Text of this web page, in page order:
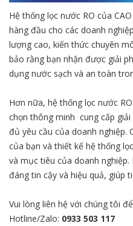
Hệ thống lọc nước RO của
hàng đầu cho các doanh
lượng cao, kiến thức chuyên
bảo rằng bạn nhận được giải
dụng nước sạch và an toàn
Hơn nữa, hệ thống lọc nước
chọn thông minh cung cấp
đủ yêu cầu của doanh nghiệp.
của bạn và thiết kế hệ thống
và mục tiêu của doanh
đáng tin cậy và hiệu quả, giúp
Vui lòng liên hệ với chúng tôi
Hotline/Zalo: 0933 503 117